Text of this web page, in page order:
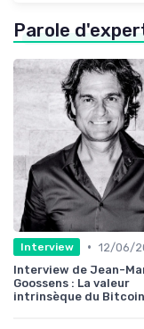
Parole
Interview • 12/06/
Interview de Jean-
Goossens : La valeur
intrinsèque du Bitcoin